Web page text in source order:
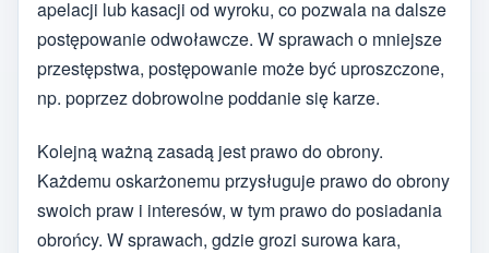
apelacji lub kasacji od wyroku, co pozwala na dalsze
postępowanie odwoławcze. W sprawach o mniejsze
przestępstwa, postępowanie może być uproszczone,
np. poprzez dobrowolne poddanie się karze.
Kolejną ważną zasadą jest prawo do obrony.
Każdemu oskarżonemu przysługuje prawo do obrony
swoich praw i interesów, w tym prawo do posiadania
obrońcy. W sprawach, gdzie grozi surowa kara,